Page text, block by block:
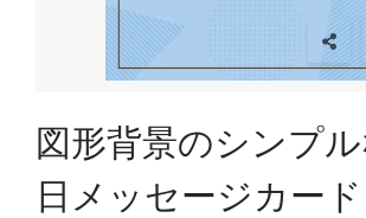
図形背景のシンプ
日メッセージカード